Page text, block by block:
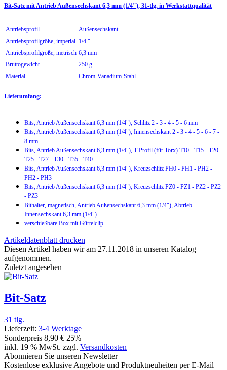
Bit-Satz mit Antrieb Außensechskant 6,3 mm (1/4"), 31-tlg. in Werkstattqualität
Antriebsprofil
Außensechskant
Antriebsprofilgröße, imperial 1/4 "
Antriebsprofilgröße, metrisch 6,3 mm
Bruttogewicht
250 g
Material
Chrom-Vanadium-Stahl
Lieferumfang:
Bits, Antrieb Außensechskant 6,3 mm (1/4"), Schlitz 2 - 3 - 4 - 5 - 6 mm
Bits, Antrieb Außensechskant 6,3 mm (1/4"), Innensechskant 2 - 3 - 4 - 5 - 6 - 7 -
8 mm
Bits, Antrieb Außensechskant 6,3 mm (1/4"), T-Profil (für Torx) T10 - T15 - T20 -
T25 - T27 - T30 - T35 - T40
Bits, Antrieb Außensechskant 6,3 mm (1/4"), Kreuzschlitz PH0 - PH1 - PH2 -
PH2 - PH3
Bits, Antrieb Außensechskant 6,3 mm (1/4"), Kreuzschlitz PZ0 - PZ1 - PZ2 - PZ2
- PZ3
Bithalter, magnetisch, Antrieb Außensechskant 6,3 mm (1/4"), Abtrieb
Innensechskant 6,3 mm (1/4")
verschießbare Box mit Gürtelclip
Artikeldatenblatt drucken
Diesen Artikel haben wir am 27.11.2018 in unseren Katalog
aufgenommen.
Zuletzt angesehen
Bit-Satz
31 tlg.
Lieferzeit: 3-4 Werktage
Sonderpreis 8,90 € 25%
inkl. 19 % MwSt. zzgl. Versandkosten
Abonnieren Sie unseren Newsletter
Kostenlose exklusive Angebote und Produktneuheiten per E-Mail